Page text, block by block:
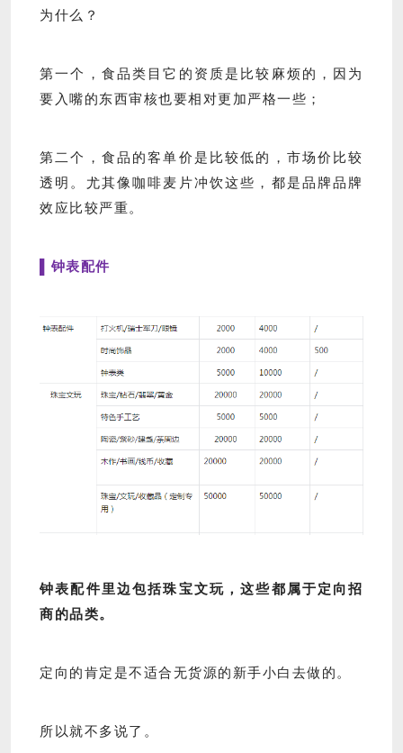
为什么？
第一个，食品类目它的资质是比较麻烦的，因为
要入嘴的东西审核也要相对更加严格一些；
第二个，食品的客单价是比较低的，市场价比较
透明。尤其像咖啡麦片冲饮这些，都是品牌品牌
效应比较严重。
▌钟表配件
钟表配件里边包括珠宝文玩，这些都属于定向招
商的品类。
定向的肯定是不适合无货源的新手小白去做的。
所以就不多说了。